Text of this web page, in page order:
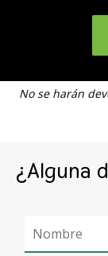
No se harán
¿Alguna